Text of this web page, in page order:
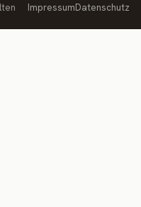
ImpressumDatenschutz